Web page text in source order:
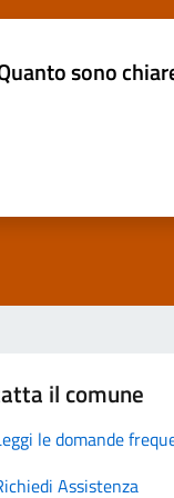
sono
il comune
le domande
Assistenza